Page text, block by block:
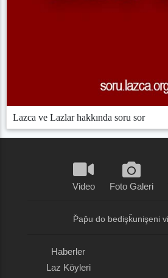
Lazca ve Lazlar hakkında soru sor
Video Foto Galeri
P̌ap̌u do bedişǩunişeni
Haberler
Laz Köyleri